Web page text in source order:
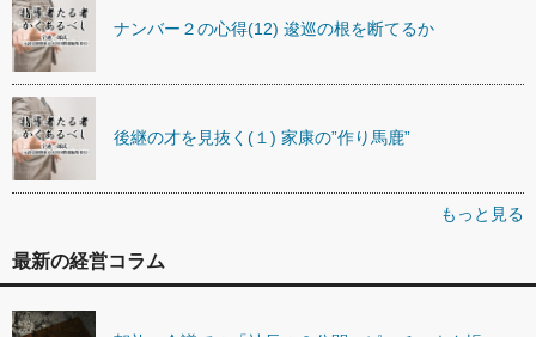
ナンバー２の心得(12) 逡巡の根を断てるか
後継の才を見抜く(１) 家康の”作り馬鹿”
もっと見る
最新の経営コラム